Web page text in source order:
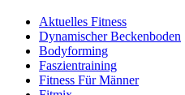
Aktuelles Fitness
Dynamischer Beckenboden
Bodyforming
Faszientraining
Fitness Für Männer